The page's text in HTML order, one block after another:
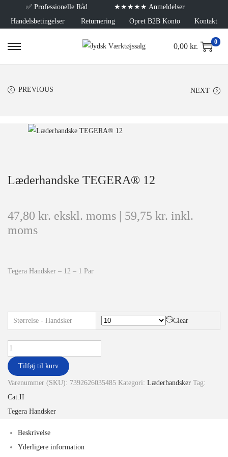
✅ Professionelle Råd
★★★★★ Anmeldelser
Handelsbetingelser
Returnering Opret B2B Konto Kontakt
0,00 kr. 0
PREVIOUS NEXT
Læderhandske TEGERA® 12
47,80 kr. ekskl. moms | 59,75 kr. inkl.
moms
Tegera Handsker – 12 – 1 Par
Størrelse - Handsker Clear
Tilføj til kurv
Varenummer (SKU): 7392626035485 Kategori: Læderhandsker Tag:
Cat.II
Tegera Handsker
Beskrivelse
Yderligere information